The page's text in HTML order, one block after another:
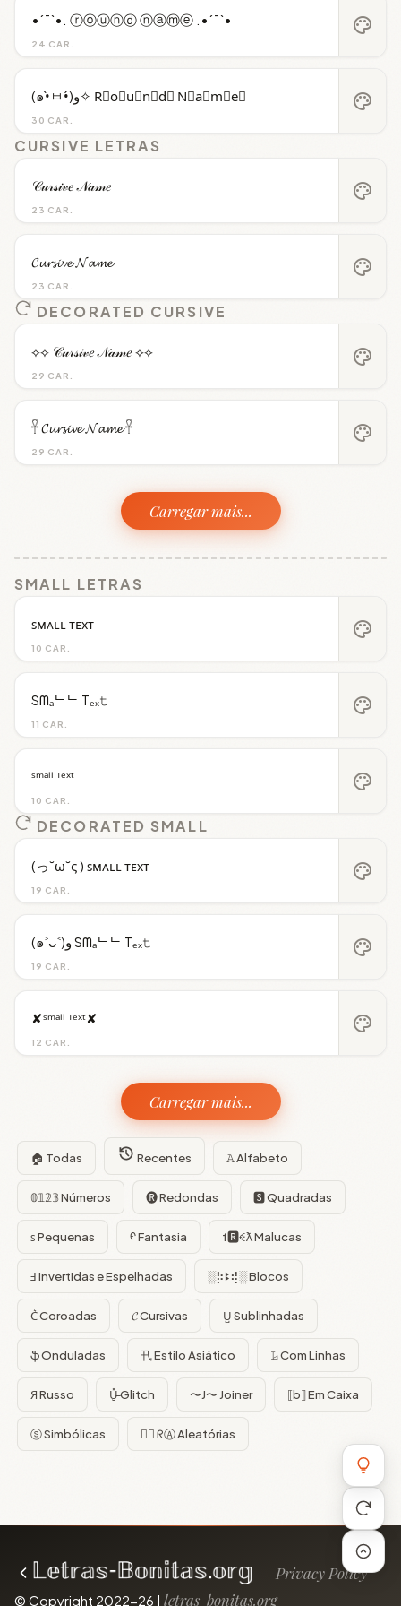
24 CAR.
•´¯`•. ⓡⓞⓤⓝⓓ ⓝⓐⓜⓔ .•´¯`• palette
30 CAR.
(๑•̀ㅂ•́)و✧ R⃝o⃝u⃝n⃝d⃝ N⃝a⃝m⃝e⃝ palette
CURSIVE LETRAS
23 CAR.
𝒞𝓊𝓇𝓈𝒾𝓋𝑒 𝒩𝒶𝓂𝑒 palette
23 CAR.
𝓒𝓾𝓻𝓼𝓲𝓿𝓮 𝓝𝓪𝓶𝓮 palette
DECORATED CURSIVE
29 CAR.
⟡⟡ 𝒞𝓊𝓇𝓈𝒾𝓋𝑒 𝒩𝒶𝓂𝑒 ⟡⟡ palette
29 CAR.
𓋹 𝓒𝓾𝓻𝓼𝓲𝓿𝓮 𝓝𝓪𝓶𝓮 𓋹 palette
Carregar mais...
SMALL LETRAS
10 CAR.
ꜱᴍᴀʟʟ ᴛᴇxᴛ palette
11 CAR.
Sᗰₐᄂᄂ Tₑₓ𝚝 palette
10 CAR.
ˢᵐᵃˡˡ ᵀᵉˣᵗ palette
DECORATED SMALL
19 CAR.
(っ˘ω˘ς ) ꜱᴍᴀʟʟ ᴛᴇxᴛ palette
19 CAR.
(๑˃ᴗ˂)ﻭ Sᗰₐᄂᄂ Tₑₓ𝚝 palette
12 CAR.
✘ˢᵐᵃˡˡ ᵀᵉˣᵗ✘ palette
Carregar mais...
🏠 Todas Recentes 𝙰 Alfabeto
𝟘𝟙𝟚𝟛 Números 🅡 Redondas 🆂 Quadradas
ꜱ Pequenas ᠻ Fantasia f🆁ꈼƛ Malucas
Ⅎ Invertidas e Espelhadas ░⡷ꔪ⢾░ Blocos
C͛ Coroadas 𝓒 Cursivas U̺ Sublinhadas
ֆ Onduladas 卂 Estilo Asiático 𝙻̷ Com Linhas
Я Russo U̵̮̽ Glitch 〜J〜 Joiner ⟦b⟧ Em Caixa
ⓢ Simbólicas 😵‍💫 ᖇⒶ Aleatórias
Privacy Policy
© Copyright 2022-26 | letras-bonitas.org